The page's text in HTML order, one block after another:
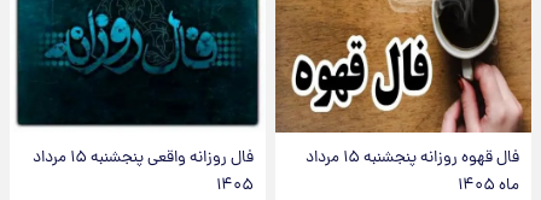
فال قهوه روزانه پنجشنبه ۱۵ مرداد
ماه ۱۴۰۵
فال روزانه واقعی پنجشنبه ۱۵ مرداد
۱۴۰۵